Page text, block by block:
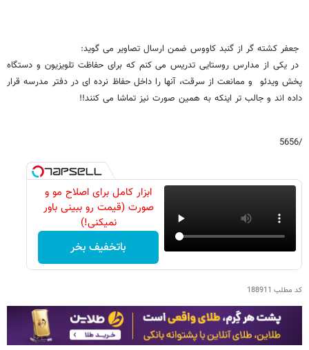
جعفر کشته گر از گنبد کاووس ضمن ارسال تصاویر می گوید:
در یکی از مدارس روستایی تدریس می کنم که برای حفاظت تلویزیون و دستگاه
پخش ویدئو و ممانعت از سرقت، آنها را داخل حفاظ نرده ای در دفتر مدرسه قرار
داده اند و جالب تر اینکه به همین صورت نیز تماشا می کنند!!
/5656
ابزار کامل برای اصلاح مو و
صورت (قیمت رو ببینی باور
نمیکنی!)
باتخفیف بخر
کد مطلب 188911